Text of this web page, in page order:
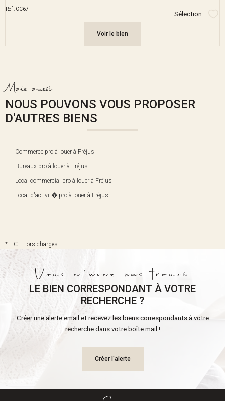
Réf : CC67
Sélection
Voir le bien
Mais aussi
NOUS POUVONS VOUS PROPOSER
D'AUTRES BIENS
Commerce pro à louer à Fréjus
Bureaux pro à louer à Fréjus
Local commercial pro à louer à Fréjus
Local d'activit� pro à louer à Fréjus
* HC : Hors charges
Vous n'avez pas trouvé
LE BIEN CORRESPONDANT À VOTRE
RECHERCHE ?
Créer une alerte email et recevez les biens correspondants à votre
recherche dans votre boîte mail !
Créer l'alerte